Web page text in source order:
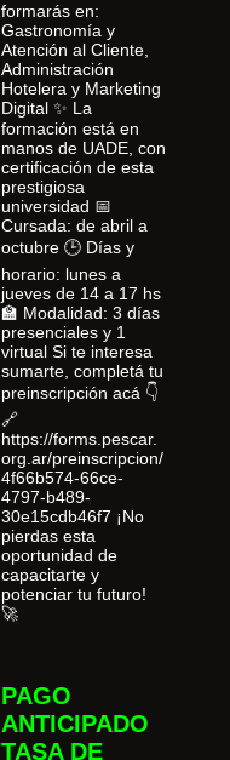
formarás en:
Gastronomía y
Atención al Cliente,
Administración
Hotelera y Marketing
Digital ✨ La
formación está en
manos de UADE, con
certificación de esta
prestigiosa
universidad 📅
Cursada: de abril a
octubre 🕒 Días y
horario: lunes a
jueves de 14 a 17 hs
🏫 Modalidad: 3 días
presenciales y 1
virtual Si te interesa
sumarte, completá tu
preinscripción acá 👇
🔗
https://forms.pescar.
org.ar/preinscripcion/
4f66b574-66ce-
4797-b489-
30e15cdb46f7 ¡No
pierdas esta
oportunidad de
capacitarte y
potenciar tu futuro!
🚀
PAGO
ANTICIPADO
TASA DE